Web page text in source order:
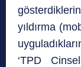
yıldırma
‘TPD